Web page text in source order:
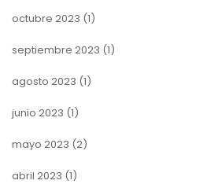
octubre 2023 (1)
septiembre 2023 (1)
agosto 2023 (1)
junio 2023 (1)
mayo 2023 (2)
abril 2023 (1)